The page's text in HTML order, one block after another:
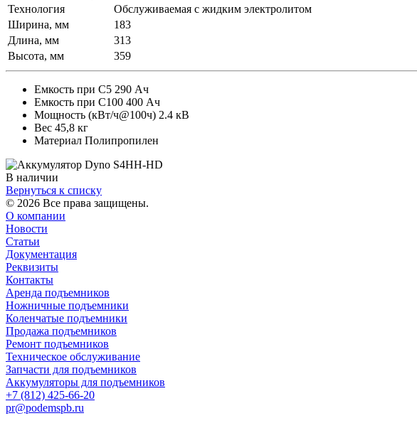
Технология
Обслуживаемая с жидким электролитом
Ширина, мм
183
Длина, мм
313
Высота, мм
359
Емкость при С5 290 Ач
Емкость при С100 400 Ач
Мощность (кВт/ч@100ч) 2.4 кВ
Вес 45,8 кг
Материал Полипропилен
В наличии
Вернуться к списку
© 2026 Все права защищены.
О компании
Новости
Статьи
Документация
Реквизиты
Контакты
Аренда подъемников
Ножничные подъемники
Коленчатые подъемники
Продажа подъемников
Ремонт подъемников
Техническое обслуживание
Запчасти для подъемников
Аккумуляторы для подъемников
+7 (812) 425-66-20
pr@podemspb.ru